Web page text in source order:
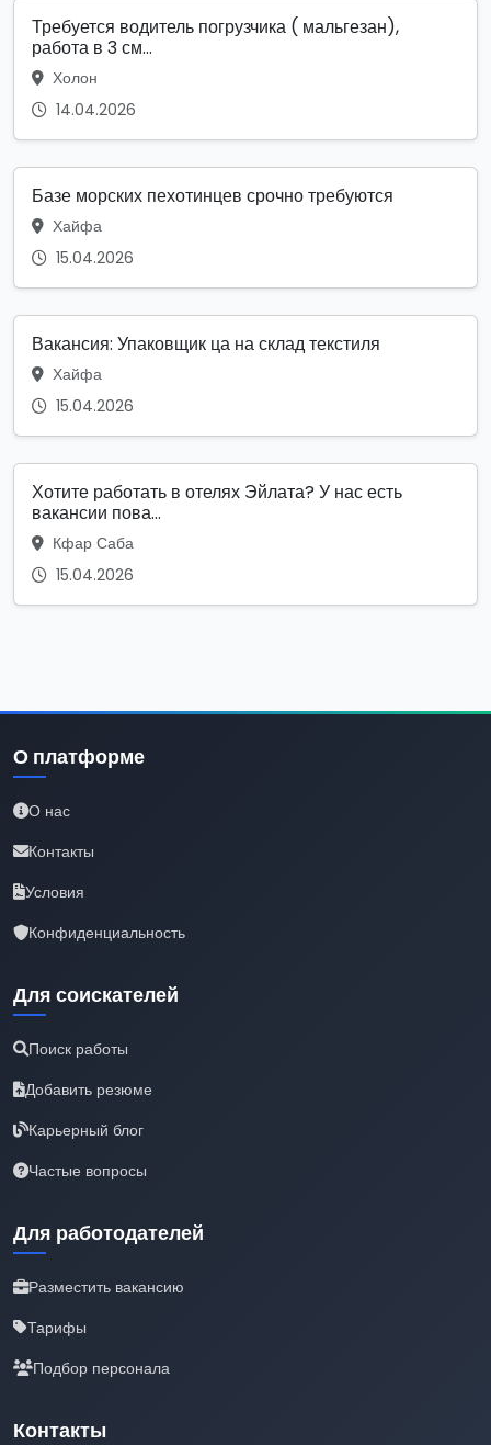
Требуется водитель погрузчика ( мальгезан),
работа в 3 см...
Холон
14.04.2026
Базе морских пехотинцев срочно требуются
Хайфа
15.04.2026
Вакансия: Упаковщик ца на склад текстиля
Хайфа
15.04.2026
Хотите работать в отелях Эйлата? У нас есть
вакансии пова...
Кфар Саба
15.04.2026
О платформе
О нас
Контакты
Условия
Конфиденциальность
Для соискателей
Поиск работы
Добавить резюме
Карьерный блог
Частые вопросы
Для работодателей
Разместить вакансию
Тарифы
Подбор персонала
Контакты